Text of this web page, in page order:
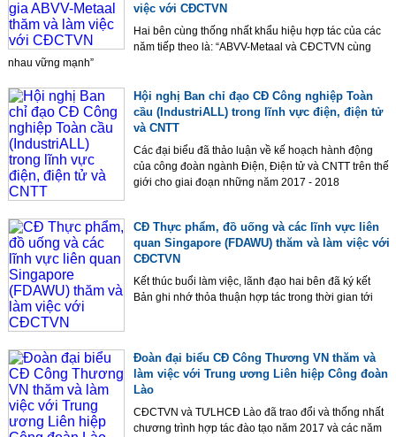
việc với CĐCTVN
Hai bên cùng thống nhất khẩu hiệu hợp tác của các
năm tiếp theo là: “ABVV-Metaal và CĐCTVN cùng
nhau vững mạnh”
Hội nghị Ban chỉ đạo CĐ Công nghiệp Toàn
cầu (IndustriALL) trong lĩnh vực điện, điện tử
và CNTT
Các đại biểu đã thảo luận về kế hoạch hành động
của công đoàn ngành Điện, Điện tử và CNTT trên thế
giới cho giai đoạn những năm 2017 - 2018
CĐ Thực phẩm, đồ uống và các lĩnh vực liên
quan Singapore (FDAWU) thăm và làm việc với
CĐCTVN
Kết thúc buổi làm việc, lãnh đạo hai bên đã ký kết
Bản ghi nhớ thỏa thuận hợp tác trong thời gian tới
Đoàn đại biểu CĐ Công Thương VN thăm và
làm việc với Trung ương Liên hiệp Công đoàn
Lào
CĐCTVN và TƯLHCĐ Lào đã trao đổi và thống nhất
chương trình hợp tác đào tạo năm 2017 và các năm